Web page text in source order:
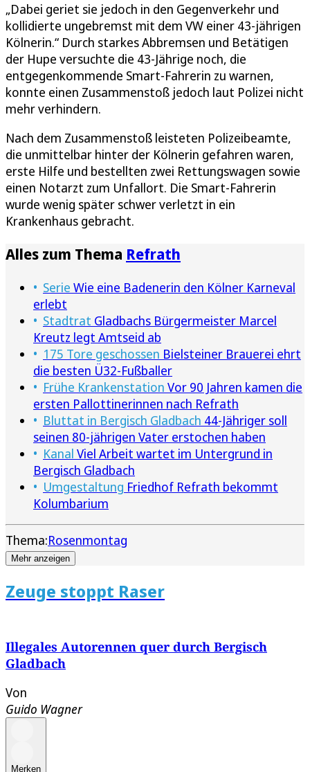
„Dabei geriet sie jedoch in den Gegenverkehr und
kollidierte ungebremst mit dem VW einer 43-jährigen
Kölnerin.“ Durch starkes Abbremsen und Betätigen
der Hupe versuchte die 43-Jährige noch, die
entgegenkommende Smart-Fahrerin zu warnen,
konnte einen Zusammenstoß jedoch laut Polizei nicht
mehr verhindern.
Nach dem Zusammenstoß leisteten Polizeibeamte,
die unmittelbar hinter der Kölnerin gefahren waren,
erste Hilfe und bestellten zwei Rettungswagen sowie
einen Notarzt zum Unfallort. Die Smart-Fahrerin
wurde wenig später schwer verletzt in ein
Krankenhaus gebracht.
Alles zum Thema Refrath
Serie Wie eine Badenerin den Kölner Karneval
erlebt
Stadtrat Gladbachs Bürgermeister Marcel
Kreutz legt Amtseid ab
175 Tore geschossen Bielsteiner Brauerei ehrt
die besten Ü32-Fußballer
Frühe Krankenstation Vor 90 Jahren kamen die
ersten Pallottinerinnen nach Refrath
Bluttat in Bergisch Gladbach 44-Jähriger soll
seinen 80-jährigen Vater erstochen haben
Kanal Viel Arbeit wartet im Untergrund in
Bergisch Gladbach
Umgestaltung Friedhof Refrath bekommt
Kolumbarium
Thema:Rosenmontag
Mehr anzeigen
Zeuge stoppt Raser
Illegales Autorennen quer durch Bergisch
Gladbach
Von
Guido Wagner
Merken